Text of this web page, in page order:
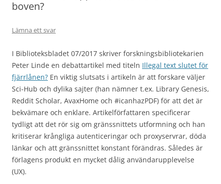
boven?
Lämna ett svar
I Biblioteksbladet 07/2017 skriver forskningsbibliotekarien
Peter Linde en debattartikel med titeln Illegal text slutet för
fjärrlånen? En viktig slutsats i artikeln är att forskare väljer
Sci-Hub och dylika sajter (han nämner t.ex. Library Genesis,
Reddit Scholar, AvaxHome och #icanhazPDF) för att det är
bekvämare och enklare. Artikelförfattaren specificerar
tydligt att det rör sig om gränssnittets utformning och han
kritiserar krångliga autenticeringar och proxyservrar, döda
länkar och att gränssnittet konstant förändras. Således är
förlagens produkt en mycket dålig användarupplevelse
(UX).